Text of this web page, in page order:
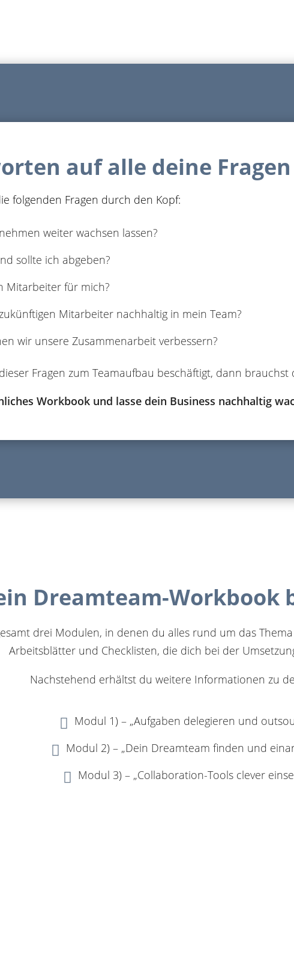
auf alle deine
folgenden Fragen durch den Kopf:
weiter wachsen lassen?
sollte ich abgeben?
Mitarbeiter für mich?
Mitarbeiter nachhaltig in mein Team?
wir unsere Zusammenarbeit verbessern?
Fragen zum Teamaufbau beschäftigt, dann
Workbook und lasse dein Business nachhaltig
Dreamteam-Workbook
drei Modulen, in denen du alles rund um das
Arbeitsblätter und Checklisten, die dich bei der
Nachstehend erhältst du weitere Informationen zu
 Modul 1) – „Aufgaben delegieren und
 Modul 2) – „Dein Dreamteam finden und
 Modul 3) – „Collaboration-Tools clever